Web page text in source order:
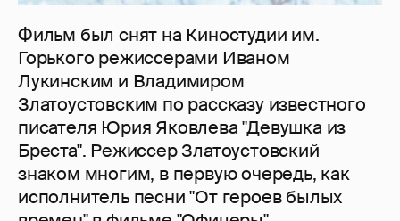
Фильм был снят на Киностудии им.
Горького режиссерами Иваном
Лукинским и Владимиром
Златоустовским по рассказу известного
писателя Юрия Яковлева "Девушка из
Бреста". Режиссер Златоустовский
знаком многим, в первую очередь, как
исполнитель песни "От героев былых